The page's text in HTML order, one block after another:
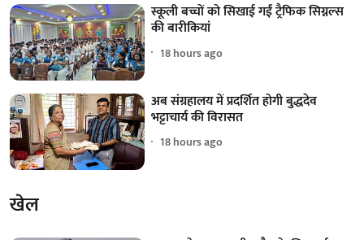
स्कूली बच्चों को सिखाई गईं ट्रैफिक सिग्नल्स
की बारीकियां
18 hours ago
अब संग्रहालय में प्रदर्शित होगी बुद्धदेव
भट्टाचार्य की विरासत
18 hours ago
खेल